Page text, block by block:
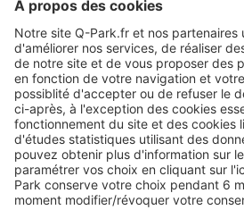
Nos produits
Nos services